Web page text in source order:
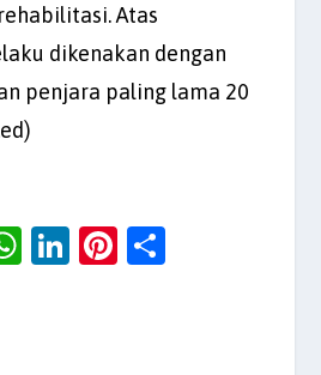
Atas
dikenakan dengan
penjara paling lama 20
W Li
Pi